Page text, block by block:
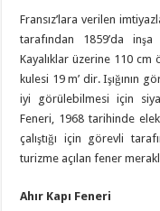
Fransız’lara verilen
tarafından 1859’da
Kayalıklar üzerine 110 cm
kulesi 19 m’ dir. Işığının
iyi görülebilmesi için
Feneri, 1968 tarihinde
çalıştığı için görevli
turizme açılan fener
Ahır Kapı Feneri